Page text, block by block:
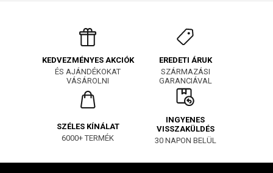
KEDVEZMÉNYES AKCIÓK
ÉS AJÁNDÉKOKAT
VÁSÁROLNI
EREDETI ÁRUK
SZÁRMAZÁSI
GARANCIÁVAL
SZÉLES KÍNÁLAT
6000+ TERMÉK
INGYENES
VISSZAKÜLDÉS
30 NAPON BELÜL